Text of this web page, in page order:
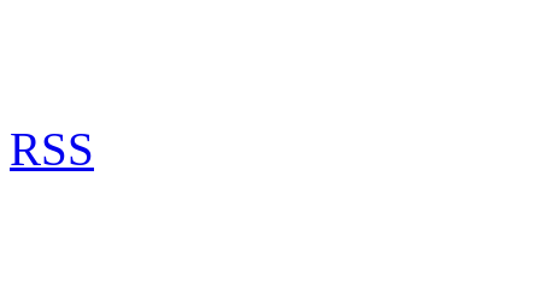
RSS